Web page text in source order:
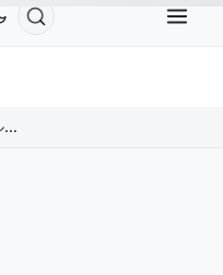
USDT$0.9991 BNBBNB
AIエージェントがステーブルコインで相互決済、x402の仕組みと意義